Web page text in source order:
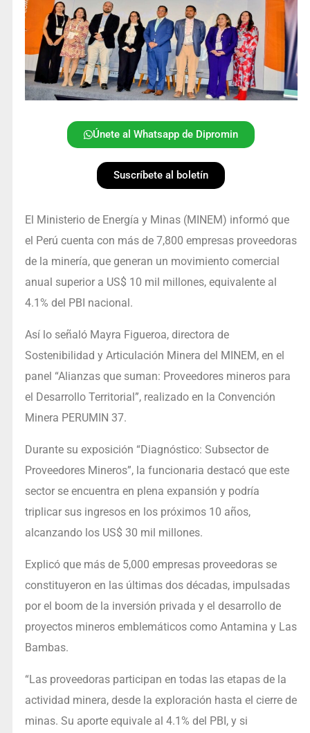
Únete al Whatsapp de Dipromin
Suscríbete al boletín
El Ministerio de Energía y Minas (MINEM) informó que
el Perú cuenta con más de 7,800 empresas proveedoras
de la minería, que generan un movimiento comercial
anual superior a US$ 10 mil millones, equivalente al
4.1% del PBI nacional.
Así lo señaló Mayra Figueroa, directora de
Sostenibilidad y Articulación Minera del MINEM, en el
panel “Alianzas que suman: Proveedores mineros para
el Desarrollo Territorial”, realizado en la Convención
Minera PERUMIN 37.
Durante su exposición “Diagnóstico: Subsector de
Proveedores Mineros”, la funcionaria destacó que este
sector se encuentra en plena expansión y podría
triplicar sus ingresos en los próximos 10 años,
alcanzando los US$ 30 mil millones.
Explicó que más de 5,000 empresas proveedoras se
constituyeron en las últimas dos décadas, impulsadas
por el boom de la inversión privada y el desarrollo de
proyectos mineros emblemáticos como Antamina y Las
Bambas.
“Las proveedoras participan en todas las etapas de la
actividad minera, desde la exploración hasta el cierre de
minas. Su aporte equivale al 4.1% del PBI, y si